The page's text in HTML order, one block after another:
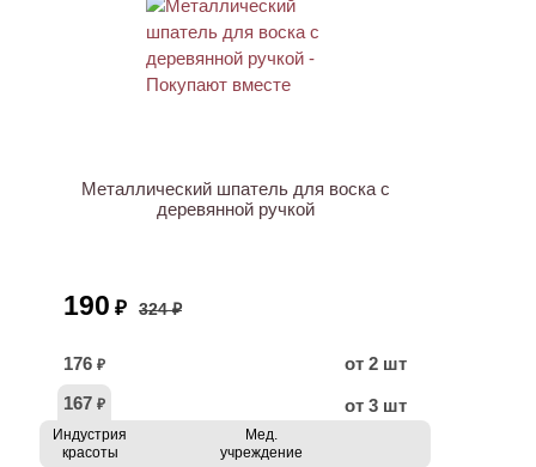
Металлический шпатель для воска с
деревянной ручкой
190 ₽ 324 ₽
176 ₽
от 2 шт
167 ₽ от 3 шт
Индустрия
красоты
Мед.
учреждение